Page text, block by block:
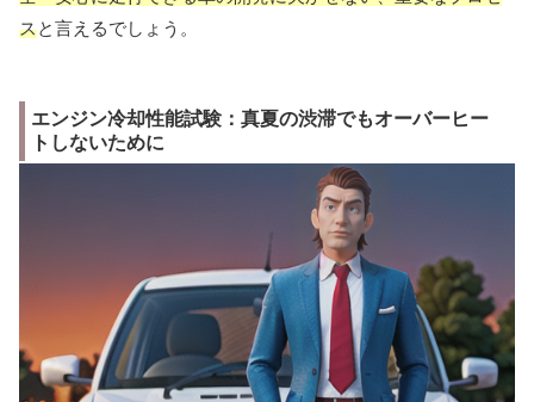
スと言えるでしょう。
エンジン冷却性能試験：真夏の渋滞でもオーバーヒー
トしないために